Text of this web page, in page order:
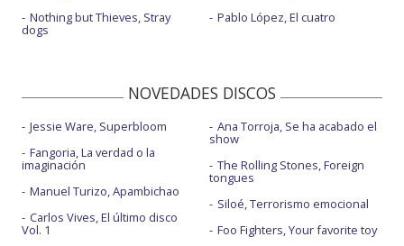
Nothing but Thieves, Stray
dogs
Pablo López, El cuatro
NOVEDADES DISCOS
Jessie Ware, Superbloom
Fangoria, La verdad o la
imaginación
Manuel Turizo, Apambichao
Carlos Vives, El último disco
Vol. 1
Ana Torroja, Se ha acabado el
show
The Rolling Stones, Foreign
tongues
Siloé, Terrorismo emocional
Foo Fighters, Your favorite toy